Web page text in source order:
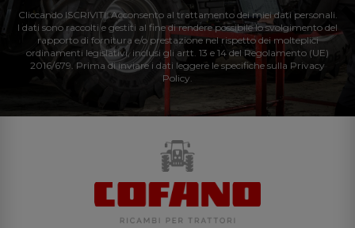
Cliccando ISCRIVITI: Acconsento al trattamento dei miei dati personali.
I dati sono raccolti e gestiti al fine di rendere possibile lo svolgimento del
rapporto di fornitura e/o prestazione nel rispetto dei molteplici
ordinamenti legislativi, inclusi gli artt. 13 e 14 del Regolamento (UE)
2016/679. Prima di inviare i dati leggere le specifiche sulla Privacy
Policy.